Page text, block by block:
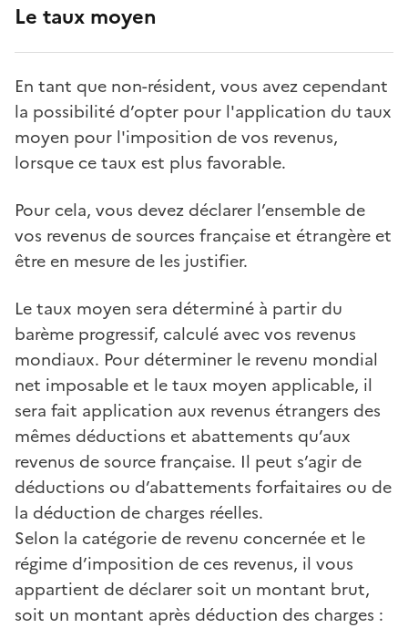
Le taux moyen
En tant que non-résident, vous avez cependant
la possibilité d’opter pour l'application du taux
moyen pour l'imposition de vos revenus,
lorsque ce taux est plus favorable.
Pour cela, vous devez déclarer l’ensemble de
vos revenus de sources française et étrangère et
être en mesure de les justifier.
Le taux moyen sera déterminé à partir du
barème progressif, calculé avec vos revenus
mondiaux. Pour déterminer le revenu mondial
net imposable et le taux moyen applicable, il
sera fait application aux revenus étrangers des
mêmes déductions et abattements qu’aux
revenus de source française. Il peut s’agir de
déductions ou d’abattements forfaitaires ou de
la déduction de charges réelles.
Selon la catégorie de revenu concernée et le
régime d’imposition de ces revenus, il vous
appartient de déclarer soit un montant brut,
soit un montant après déduction des charges :